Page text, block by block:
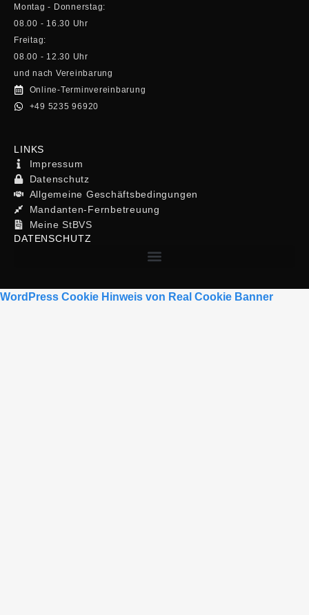
Montag - Donnerstag:
08.00 - 16.30 Uhr
Freitag:
08.00 - 12.30 Uhr
und nach Vereinbarung
Online-Terminvereinbarung
+49 5235 96920
LINKS
Impressum
Datenschutz
Allgemeine Geschäftsbedingungen
Mandanten-Fernbetreuung
Meine StBVS
DATENSCHUTZ
WordPress Cookie Hinweis von Real Cookie Banner